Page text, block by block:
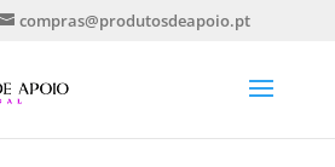
compras@produtosdeapoio.pt